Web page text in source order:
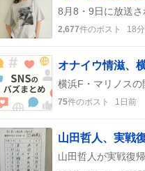
2,677件のポスト 18
75件のポスト 1日前
山田哲人、実戦